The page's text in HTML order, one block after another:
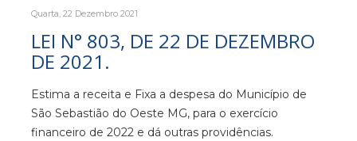
Quarta, 22 Dezembro 2021
LEI N° 803, DE 22 DE DEZEMBRO
DE 2021.
Estima a receita e Fixa a despesa do Município de
São Sebastião do Oeste MG, para o exercício
financeiro de 2022 e dá outras providências.